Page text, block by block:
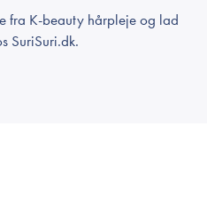
fra K-beauty hårpleje og lad
SuriSuri.dk.